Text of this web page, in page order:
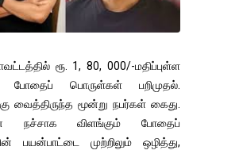
ரூ. 1, 80, 000/-மதிப்புள்ள
பொருள்கள் பறிமுதல்.
வைத்திருந்த மூன்று நபர்கள் கைது.
நச்சாக விளங்கும் போதைப்
பயன்பாட்டை முற்றிலும் ஒழித்து,